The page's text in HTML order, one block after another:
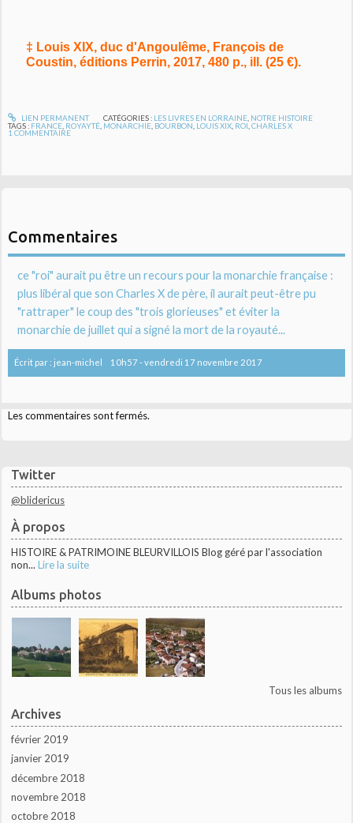
Twitter
@blidericus
À propos
HISTOIRE & PATRIMOINE BLEURVILLOIS Blog géré par l'association
non... Lire la suite
Albums photos
Tous les albums
Archives
février 2019
janvier 2019
décembre 2018
novembre 2018
octobre 2018
‡ Louis XIX, duc d'Angoulême, François de
Coustin, éditions Perrin, 2017, 480 p., ill. (25 €).
LIEN PERMANENT CATÉGORIES : LES LIVRES EN LORRAINE, NOTRE HISTOIRE
TAGS : FRANCE ROYAYTÉ MONARCHIE BOURBON LOUIS XIX ROI ,CHARLES X
1 COMMENTAIRE
Commentaires
ce "roi" aurait pu être un recours pour la monarchie française :
plus libéral que son Charles X de père, il aurait peut-être pu
"rattraper" le coup des "trois glorieuses" et éviter la
monarchie de juillet qui a signé la mort de la royauté...
Écrit par : jean-michel 10h57 -vendredi 17 novembre 2017
Les commentaires sont fermés.